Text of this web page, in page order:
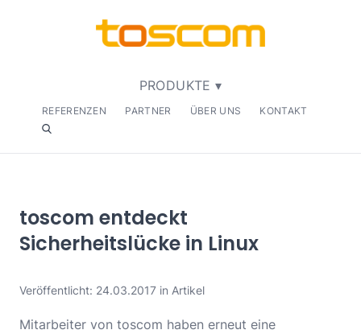
PRODUKTE ▾
REFERENZEN PARTNER ÜBER UNS KONTAKT
toscom entdeckt
Sicherheitslücke in Linux
Veröffentlicht: 24.03.2017 in Artikel
Mitarbeiter von toscom haben erneut eine